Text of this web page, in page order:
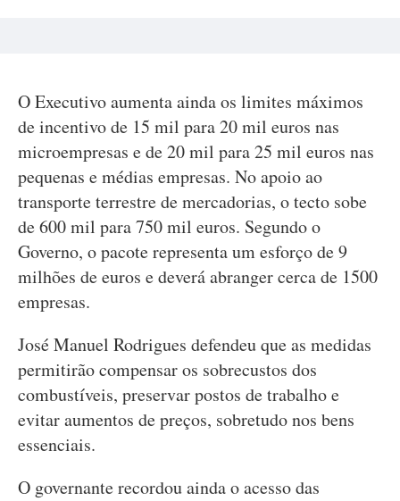
O Executivo aumenta ainda os limites máximos
de incentivo de 15 mil para 20 mil euros nas
microempresas e de 20 mil para 25 mil euros nas
pequenas e médias empresas. No apoio ao
transporte terrestre de mercadorias, o tecto sobe
de 600 mil para 750 mil euros. Segundo o
Governo, o pacote representa um esforço de 9
milhões de euros e deverá abranger cerca de 1500
empresas.
José Manuel Rodrigues defendeu que as medidas
permitirão compensar os sobrecustos dos
combustíveis, preservar postos de trabalho e
evitar aumentos de preços, sobretudo nos bens
essenciais.
O governante recordou ainda o acesso das